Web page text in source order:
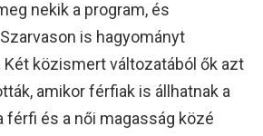
nekik a program, és
is hagyományt
közismert változatából ők azt
amikor férfiak is állhatnak a
férfi és a női magasság közé